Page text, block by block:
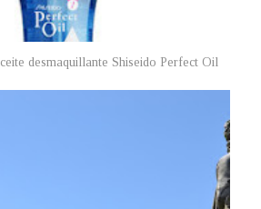
desmaquillante Shiseido Perfect Oil